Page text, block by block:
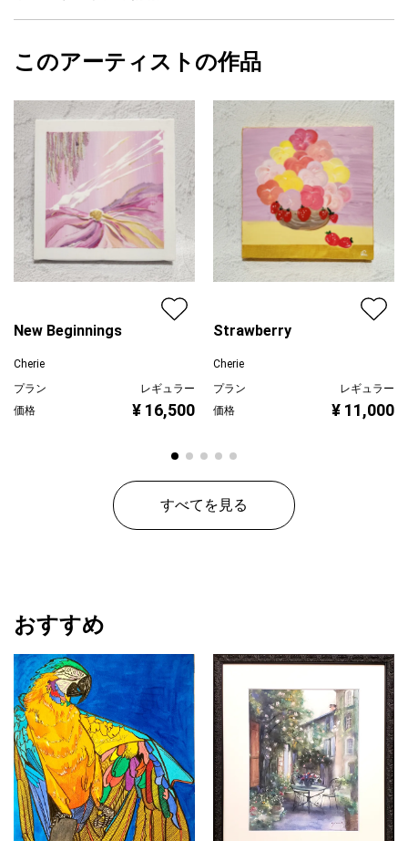
カラー
紫
ジャンル
抽象画
配送目安
二週間以内
フォローする
Cherie
このアーティストの作品
New Beginnings
Cherie
プラン
レギュラー
価格
¥ 16,500
Strawberry
Cherie
プラン
レギュラー
価格
¥ 11,000
すべてを見る
おすすめ